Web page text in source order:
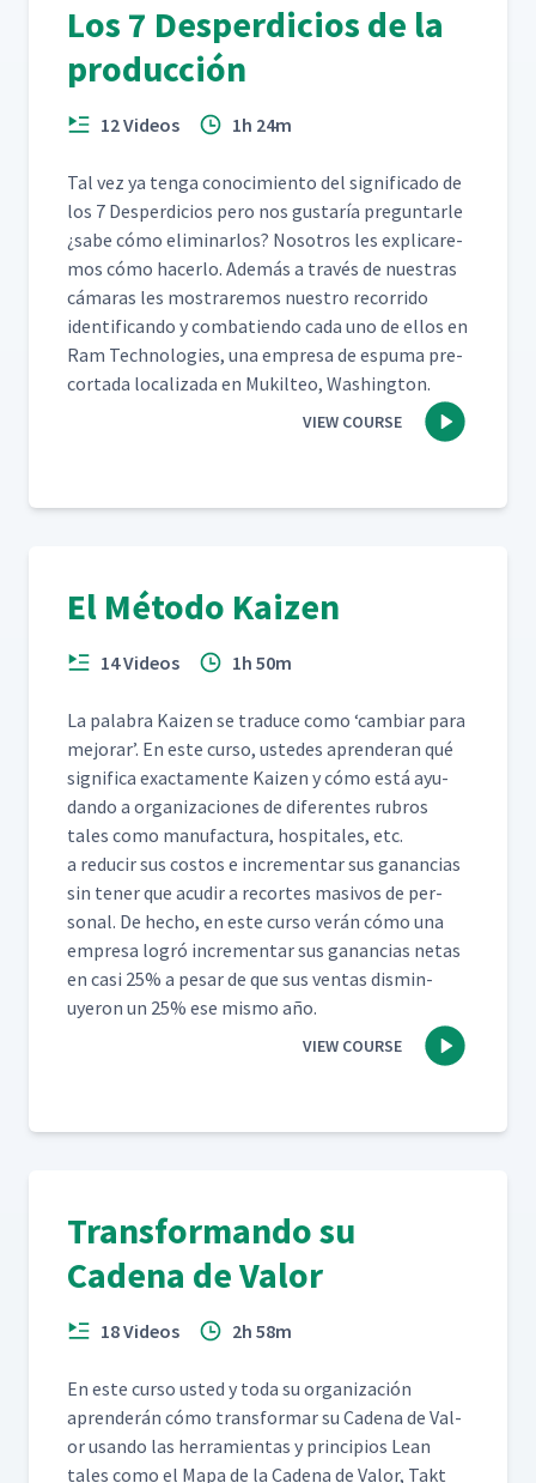
Los 7 Desperdicios de la
producción
12 Videos 1h 24m
Tal vez ya ten­ga conocimien­to del sig­nifi­ca­do de
los 7 Des­perdi­cios pero nos gus­taría pre­gun­tar­le
¿sabe cómo elim­i­nar­los? Nosotros les expli­care­
mos cómo hac­er­lo. Además a través de nues­tras
cámaras les mostraremos nue­stro recor­ri­do
iden­ti­f­i­can­do y com­bat­ien­do cada uno de ellos en
Ram Tech­nolo­gies, una empre­sa de espuma pre-
cor­ta­da local­iza­da en Muk­il­teo, Washington.
VIEW COURSE
El Método Kaizen
14 Videos 1h 50m
La pal­abra Kaizen se tra­duce como ‘cam­biar para
mejo­rar’. En este cur­so, ust­edes apren­der­an qué
sig­nifi­ca exac­ta­mente Kaizen y cómo está ayu­
dan­do a orga­ni­za­ciones de difer­entes rubros
tales como man­u­fac­tura, hos­pi­tales, etc.
a reducir sus cos­tos e incre­men­tar sus ganan­cias
sin ten­er que acud­ir a recortes masivos de per­
son­al. De hecho, en este cur­so verán cómo una
empre­sa logró incre­men­tar sus ganan­cias netas
en casi 25% a pesar de que sus ven­tas dis­min­
uyeron un 25% ese mis­mo año.
VIEW COURSE
Transformando su
Cadena de Valor
18 Videos 2h 58m
En este cur­so ust­ed y toda su orga­ni­zación
apren­derán cómo trans­for­mar su Cade­na de Val­
or usan­do las her­ramien­tas y prin­ci­p­ios Lean
tales como el Mapa de la Cade­na de Val­or, Takt